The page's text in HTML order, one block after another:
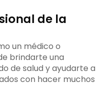
de la
un médico o
brindarte una
de salud y ayudarte a
con hacer muchos